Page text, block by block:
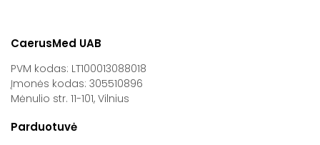
CaerusMed UAB
PVM kodas: LT100013088018
Įmonės kodas: 305510896
Mėnulio str. 11-101, Vilnius
Parduotuvė